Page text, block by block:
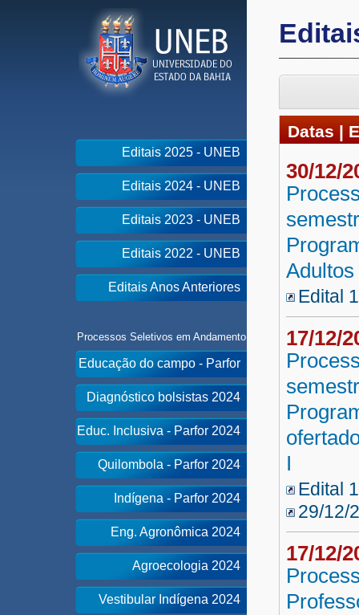
Editais 2025 - UNEB
Editais 2024 - UNEB
Editais 2023 - UNEB
Editais 2022 - UNEB
Editais Anos Anteriores
Processos Seletivos em Andamento
Educação do campo - Parfor
Diagnóstico bolsistas 2024
Educ. Inclusiva - Parfor 2024
Quilombola - Parfor 2024
Indígena - Parfor 2024
Eng. Agronômica 2024
Agroecologia 2024
Vestibular Indígena 2024
Datas |
30/12/
Edital
17/12/
I
Edital
29/12/
17/12/